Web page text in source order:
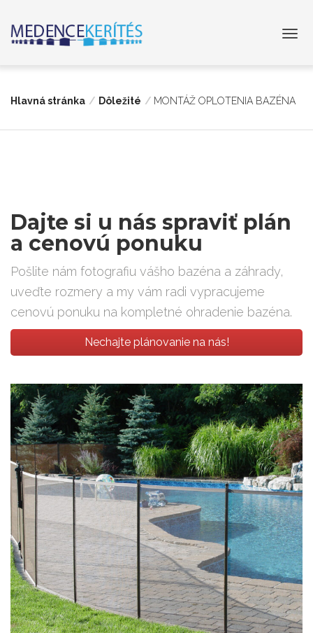
Hlavná stránka Dôležité MONTÁŽ OPLOTENIA BAZÉNA
Dajte si u nás spraviť plán
a cenovú ponuku
Pošlite nám fotografiu vášho bazéna a záhrady,
uveďte rozmery a my vám radi vypracujeme
cenovú ponuku na kompletné ohradenie bazéna.
Nechajte plánovanie na nás!